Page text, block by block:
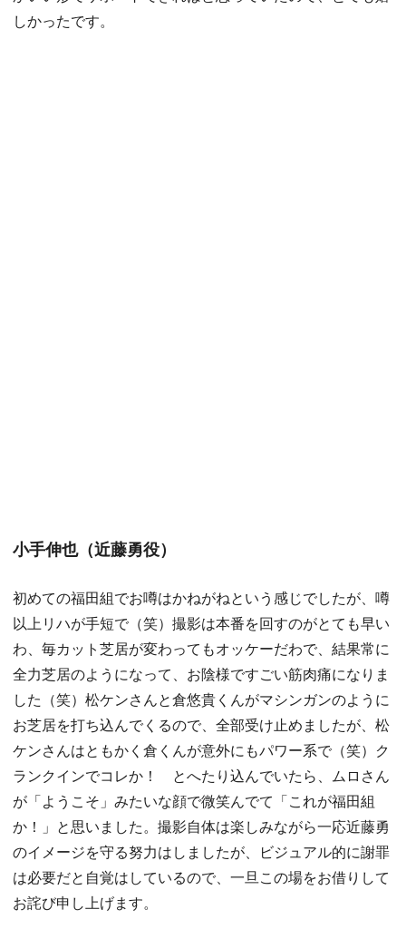
しかったです。
小手伸也（近藤勇役）
初めての福田組でお噂はかねがねという感じでしたが、噂
以上リハが手短で（笑）撮影は本番を回すのがとても早い
わ、毎カット芝居が変わってもオッケーだわで、結果常に
全力芝居のようになって、お陰様ですごい筋肉痛になりま
した（笑）松ケンさんと倉悠貴くんがマシンガンのように
お芝居を打ち込んでくるので、全部受け止めましたが、松
ケンさんはともかく倉くんが意外にもパワー系で（笑）ク
ランクインでコレか！ とへたり込んでいたら、ムロさん
が「ようこそ」みたいな顔で微笑んでて「これが福田組
か！」と思いました。撮影自体は楽しみながら一応近藤勇
のイメージを守る努力はしましたが、ビジュアル的に謝罪
は必要だと自覚はしているので、一旦この場をお借りして
お詫び申し上げます。